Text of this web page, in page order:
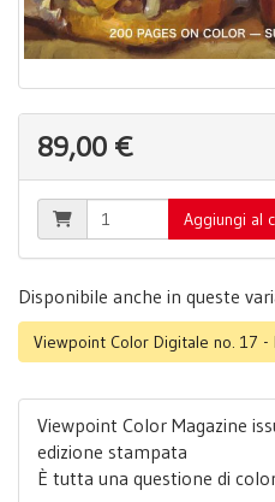
89,00 €
Aggiungi al
Disponibile anche in queste
Viewpoint Color Digitale no. 17 -
Viewpoint Color Magazine
edizione stampata
È tutta una questione di